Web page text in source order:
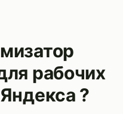
рабочих
?